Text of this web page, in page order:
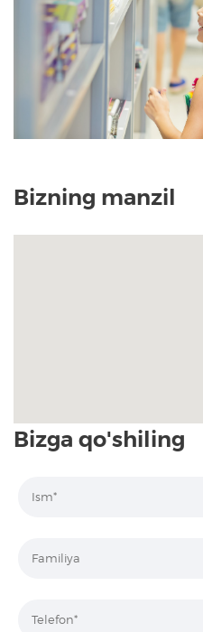
Bizning manzil
Bizga qo'shiling